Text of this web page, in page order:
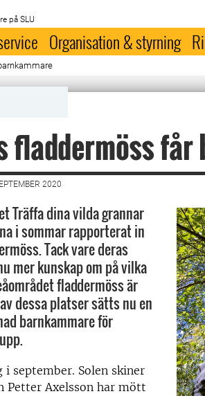
på SLU
Organisation & styrning
fladdermöss
2020
Träffa dina vilda grannar
i sommar rapporterat in
Tack vare deras
mer kunskap om på vilka
fladdermöss är
dessa platser sätts nu en
barnkammare för
i september. Solen skiner
Petter Axelsson har mött